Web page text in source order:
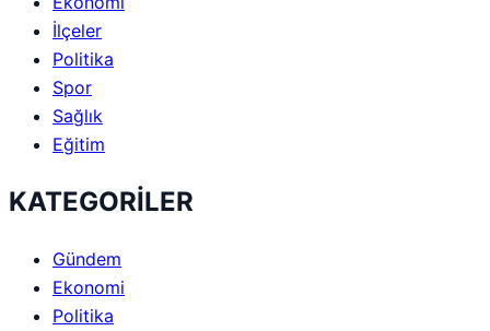
İlçeler
Politika
Spor
Sağlık
Eğitim
KATEGORİLER
Gündem
Ekonomi
Politika